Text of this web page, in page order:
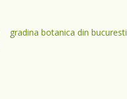
gradina botanica din bucuresti